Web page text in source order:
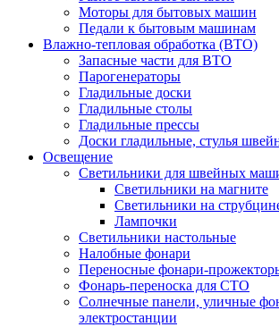
Моторы для бытовых машин
Педали к бытовым машинам
Влажно-тепловая обработка (ВТО)
Запасные части для ВТО
Парогенераторы
Гладильные доски
Гладильные столы
Гладильные прессы
Доски гладильные, стулья
Освещение
Светильники для швейных
Светильники на магните
Светильники на
Лампочки
Светильники настольные
Налобные фонари
Переносные фонари-
Фонарь-переноска для СТО
Солнечные панели, уличные
электростанции